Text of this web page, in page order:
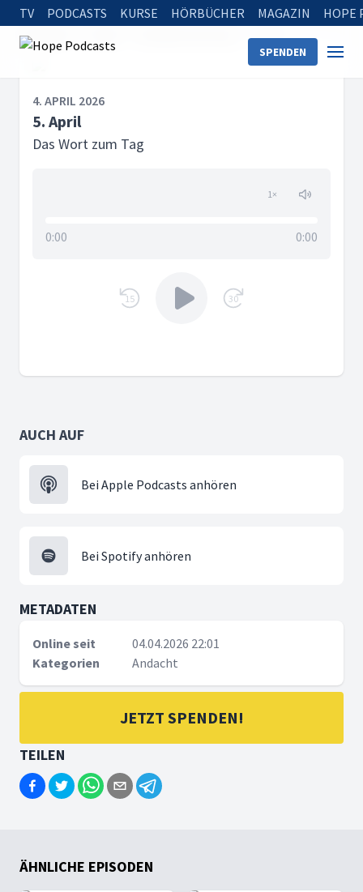
TV PODCASTS KURSE HÖRBÜCHER MAGAZIN HOPE
SPENDEN
Startseite 5. April
4. APRIL 2026
5. April
Das Wort zum Tag
1×
0:00 0:00
15 30
AUCH AUF
Bei Apple Podcasts anhören
Bei Spotify anhören
METADATEN
Online seit
04.04.2026 22:01
Kategorien
Andacht
JETZT SPENDEN!
TEILEN
ÄHNLICHE EPISODEN